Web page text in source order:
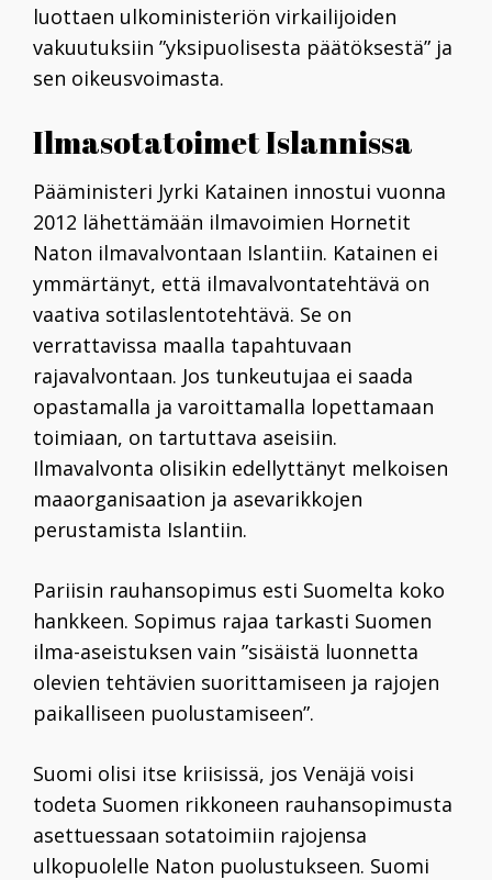
luottaen ulkoministeriön virkailijoiden
vakuutuksiin ”yksipuolisesta päätöksestä” ja
sen oikeusvoimasta.
Ilmasotatoimet Islannissa
Pääministeri Jyrki Katainen innostui vuonna
2012 lähettämään ilmavoimien Hornetit
Naton ilmavalvontaan Islantiin. Katainen ei
ymmärtänyt, että ilmavalvontatehtävä on
vaativa sotilaslentotehtävä. Se on
verrattavissa maalla tapahtuvaan
rajavalvontaan. Jos tunkeutujaa ei saada
opastamalla ja varoittamalla lopettamaan
toimiaan, on tartuttava aseisiin.
Ilmavalvonta olisikin edellyttänyt melkoisen
maaorganisaation ja asevarikkojen
perustamista Islantiin.
Pariisin rauhansopimus esti Suomelta koko
hankkeen. Sopimus rajaa tarkasti Suomen
ilma-aseistuksen vain ”sisäistä luonnetta
olevien tehtävien suorittamiseen ja rajojen
paikalliseen puolustamiseen”.
Suomi olisi itse kriisissä, jos Venäjä voisi
todeta Suomen rikkoneen rauhansopimusta
aset­tuessaan sotatoimiin rajojensa
ulkopuolelle Naton puolustukseen. Suomi